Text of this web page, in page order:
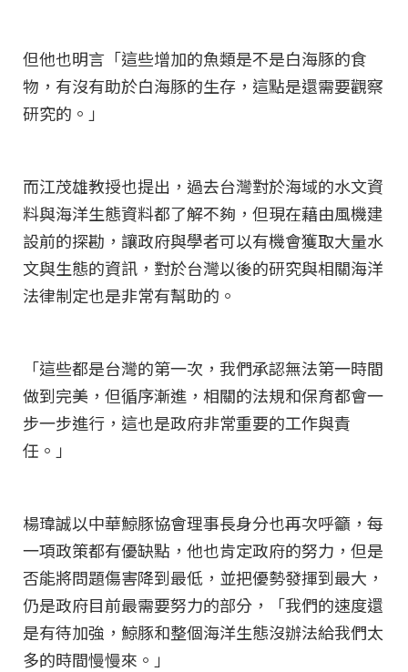
但他也明言「這些增加的魚類是不是白海豚的食
物，有沒有助於白海豚的生存，這點是還需要觀察
研究的。」
而江茂雄教授也提出，過去台灣對於海域的水文資
料與海洋生態資料都了解不夠，但現在藉由風機建
設前的探勘，讓政府與學者可以有機會獲取大量水
文與生態的資訊，對於台灣以後的研究與相關海洋
法律制定也是非常有幫助的。
「這些都是台灣的第一次，我們承認無法第一時間
做到完美，但循序漸進，相關的法規和保育都會一
步一步進行，這也是政府非常重要的工作與責
任。」
楊瑋誠以中華鯨豚協會理事長身分也再次呼籲，每
一項政策都有優缺點，他也肯定政府的努力，但是
否能將問題傷害降到最低，並把優勢發揮到最大，
仍是政府目前最需要努力的部分，「我們的速度還
是有待加強，鯨豚和整個海洋生態沒辦法給我們太
多的時間慢慢來。」